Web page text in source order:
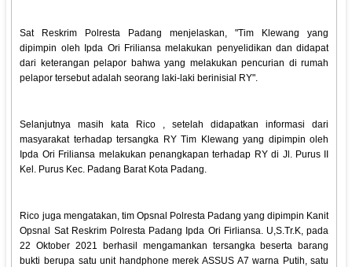
Sat Reskrim Polresta Padang menjelaskan, "Tim Klewang yang
dipimpin oleh Ipda Ori Friliansa melakukan penyelidikan dan didapat
dari keterangan pelapor bahwa yang melakukan pencurian di rumah
pelapor tersebut adalah seorang laki-laki berinisial RY".
Selanjutnya masih kata Rico , setelah didapatkan informasi dari
masyarakat terhadap tersangka RY Tim Klewang yang dipimpin oleh
Ipda Ori Friliansa melakukan penangkapan terhadap RY di Jl. Purus II
Kel. Purus Kec. Padang Barat Kota Padang.
Rico juga mengatakan, tim Opsnal Polresta Padang yang dipimpin Kanit
Opsnal Sat Reskrim Polresta Padang Ipda Ori Firliansa. U,S.Tr.K, pada
22 Oktober 2021 berhasil mengamankan tersangka beserta barang
bukti berupa satu unit handphone merek ASSUS A7 warna Putih, satu